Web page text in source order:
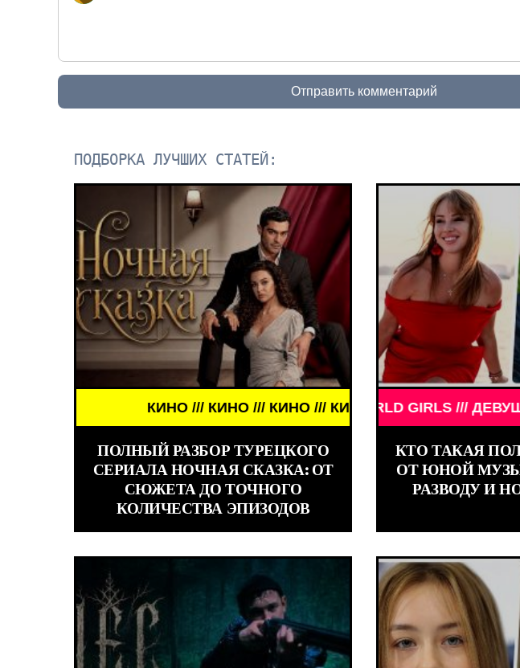
Отправить комментарий
ПОДБОРКА ЛУЧШИХ СТАТЕЙ:
КИНО /// КИНО /// КИНО /// КИНО ///
ПОЛНЫЙ РАЗБОР ТУРЕЦКОГО
СЕРИАЛА НОЧНАЯ СКАЗКА: ОТ
СЮЖЕТА ДО ТОЧНОГО
КОЛИЧЕСТВА ЭПИЗОДОВ
ДЕВУШКИ ЗНАМЕНИТОСТИ /// WORLD GIRLS /// ДЕВУШКИ
КТО ТАКАЯ
ОТ ЮНОЙ
РАЗВОДУ И